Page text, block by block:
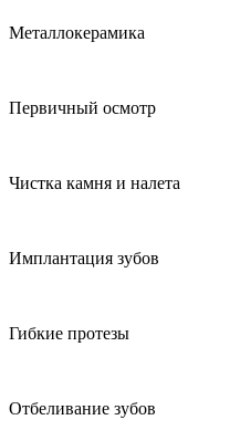
Металлокерамика
Первичный осмотр
Чистка камня и налета
Имплантация зубов
Гибкие протезы
Отбеливание зубов